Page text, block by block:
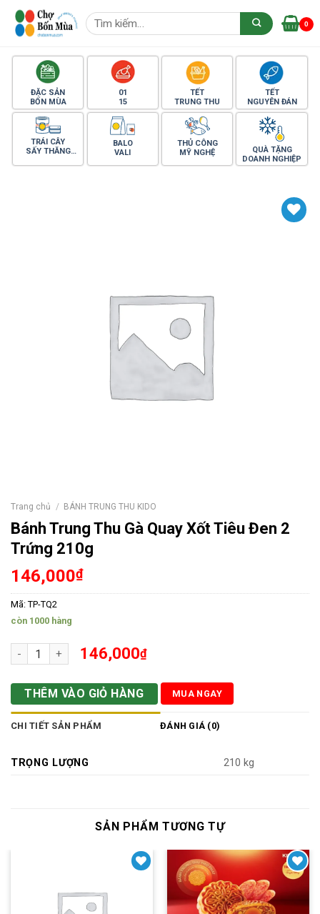
Skip
Tìm
kiếm:
0
ĐẶC SẢN
BỐN MÙA
01
15
TẾT
TRUNG THU
TẾT
NGUYÊN ĐÁN
TRÁI CÂY
SẤY THĂNG
BALO
VALI
THỦ CÔNG
MỸ NGHỆ
QUÀ TẶNG
DOANH NGHIỆP
Trang chủ / BÁNH TRUNG THU KIDO
Bánh Trung Thu Gà Quay Xốt Tiêu Đen 2
Trứng 210g
146,000₫
Mã: TP-TQ2
còn 1000 hàng
Bánh Trung Thu Gà Quay Xốt Tiêu Đen 2 Trứng 210g số lượng
146,000₫
THÊM VÀO GIỎ HÀNG MUA NGAY
CHI TIẾT SẢN PHẨM ĐÁNH GIÁ (0)
TRỌNG LƯỢNG 210 kg
SẢN PHẨM TƯƠNG TỰ
Yêu thích